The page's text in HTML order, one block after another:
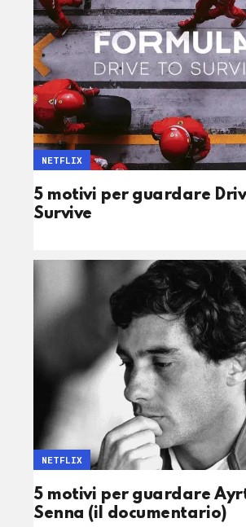
5 motivi per guardare
Survive
NETFLIX
5 motivi per guardare
Senna (il documentario)
NETFLIX